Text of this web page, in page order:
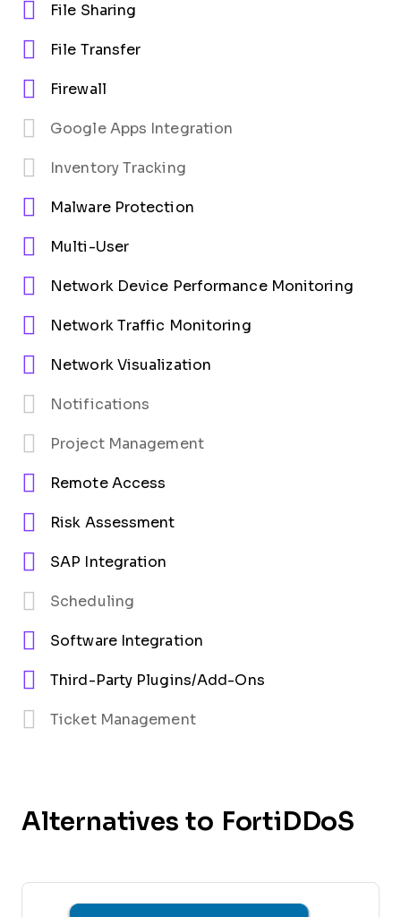
File Sharing
File Transfer
Firewall
Google Apps Integration
Inventory Tracking
Malware Protection
Multi-User
Network Device Performance Monitoring
Network Traffic Monitoring
Network Visualization
Notifications
Project Management
Remote Access
Risk Assessment
SAP Integration
Scheduling
Software Integration
Third-Party Plugins/Add-Ons
Ticket Management
Alternatives to FortiDDoS